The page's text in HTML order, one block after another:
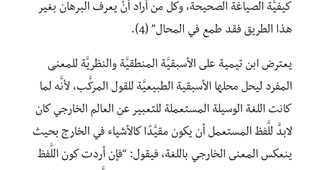
كيفيَّة الصياغة الصحيحة، وكل من أراد أنْ يعرف البرهان بغیر
هذا الطريق فقد طمع في المحال” (4).
يعترض ابن تيمية على الأسبقيَّة المنطقيَّة والنظريَّة للمعنی
المفرد ليحل محلها الأسبقية الطبيعيَّة للقول المرکَّب، لأنَّه لما
كانت اللغة الوسيلة المستعملة للتعبير عن العالم الخارجي كان
لابدَّ للَّفظ المستعمل أن يكون مقيَّدًا كالأشياء في الخارج بحيث
ينعكس المعنى الخارجي باللغة، فيقول: “فإن أردت كون اللَّفظ